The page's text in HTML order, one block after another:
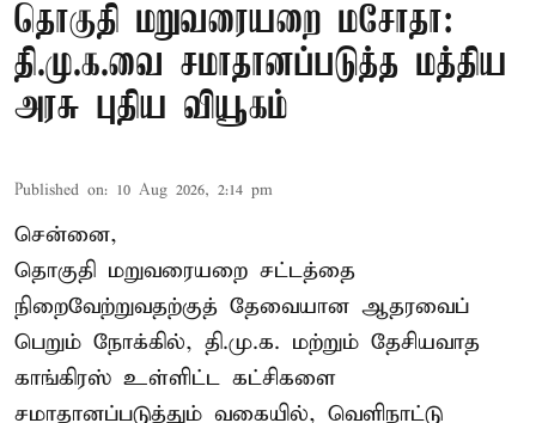
தொகுதி மறுவரையறை மசோதா:
தி.மு.க.வை சமாதானப்படுத்த மத்திய
அரசு புதிய வியூகம்
Published on: 10 Aug 2026, 2:14 pm
சென்னை,
தொகுதி மறுவரையறை சட்டத்தை
நிறைவேற்றுவதற்குத் தேவையான ஆதரவைப்
பெறும் நோக்கில், தி.மு.க. மற்றும் தேசியவாத
காங்கிரஸ் உள்ளிட்ட கட்சிகளை
சமாதானப்படுத்தும் வகையில், வெளிநாட்டு